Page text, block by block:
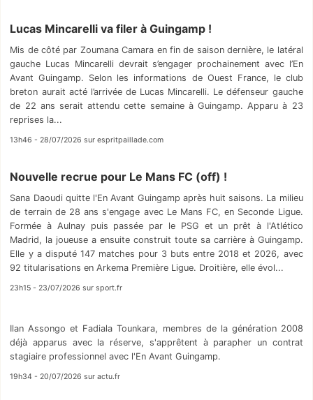
Lucas Mincarelli va filer à Guingamp !
Mis de côté par Zoumana Camara en fin de saison dernière, le latéral
gauche Lucas Mincarelli devrait s’engager prochainement avec l’En
Avant Guingamp. Selon les informations de Ouest France, le club
breton aurait acté l’arrivée de Lucas Mincarelli. Le défenseur gauche
de 22 ans serait attendu cette semaine à Guingamp. Apparu à 23
reprises la...
13h46 - 28/07/2026 sur espritpaillade.com
Nouvelle recrue pour Le Mans FC (off) !
Sana Daoudi quitte l'En Avant Guingamp après huit saisons. La milieu
de terrain de 28 ans s'engage avec Le Mans FC, en Seconde Ligue.
Formée à Aulnay puis passée par le PSG et un prêt à l'Atlético
Madrid, la joueuse a ensuite construit toute sa carrière à Guingamp.
Elle y a disputé 147 matches pour 3 buts entre 2018 et 2026, avec
92 titularisations en Arkema Première Ligue. Droitière, elle évol...
23h15 - 23/07/2026 sur sport.fr
Ilan Assongo et Fadiala Tounkara, membres de la génération 2008
déjà apparus avec la réserve, s'apprêtent à parapher un contrat
stagiaire professionnel avec l'En Avant Guingamp.
19h34 - 20/07/2026 sur actu.fr